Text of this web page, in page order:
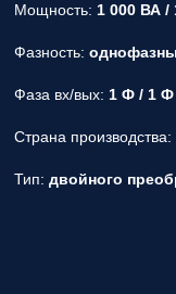
Мощность: 1 000 ВА /
Фазность:
Фаза вх/вых: 1 Ф / 1 Ф
Страна производства:
Тип: двойного